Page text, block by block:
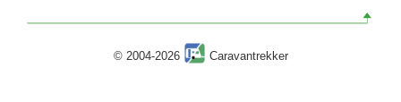
© 2004-2026 Caravantrekker